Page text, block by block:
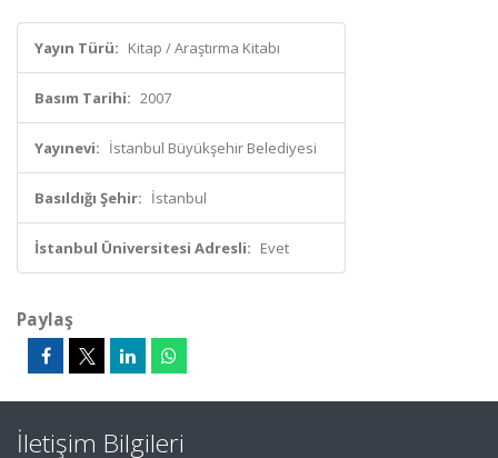
Yayın Türü: Kitap / Araştırma Kitabı
Basım Tarihi: 2007
Yayınevi: İstanbul Büyükşehir Belediyesi
Basıldığı Şehir: İstanbul
İstanbul Üniversitesi Adresli: Evet
Paylaş
İletişim Bilgileri